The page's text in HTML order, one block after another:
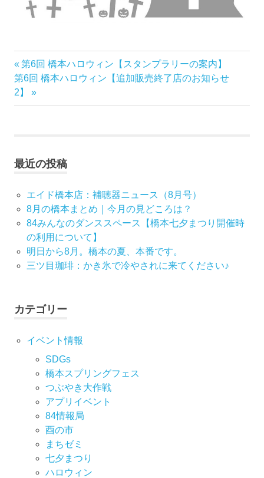
投
稿
ゲ
ー
シ
ョ
ン
前
の
記
事:
第6回 橋本ハロウィン【スタンプラリーの案内】
次
の
記
第6回 橋本ハロウィン【追加販売終了店のお知らせ
2】
最近の投稿
エイド橋本店：補聴器ニュース（8月号）
8月の橋本まとめ｜今月の見どころは？
84みんなのダンススペース【橋本七夕まつり開催時
の利用について】
明日から8月。橋本の夏、本番です。
三ツ目珈琲：かき氷で冷やされに来てください♪
カテゴリー
イベント情報
SDGs
橋本スプリングフェス
つぶやき大作戦
アプリイベント
84情報局
酉の市
まちゼミ
七⼣まつり
ハロウィン